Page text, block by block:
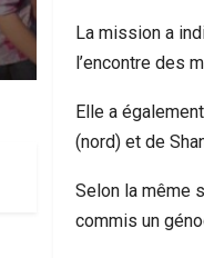
La mission a
l’encontre des
Elle a
(nord) et de
Selon la même
commis un
Violence